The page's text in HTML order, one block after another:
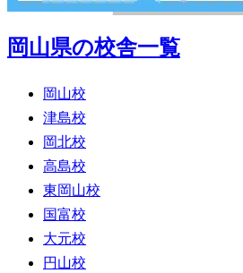
岡山県の校舎一覧
岡山校
津島校
岡北校
高島校
東岡山校
国富校
大元校
円山校